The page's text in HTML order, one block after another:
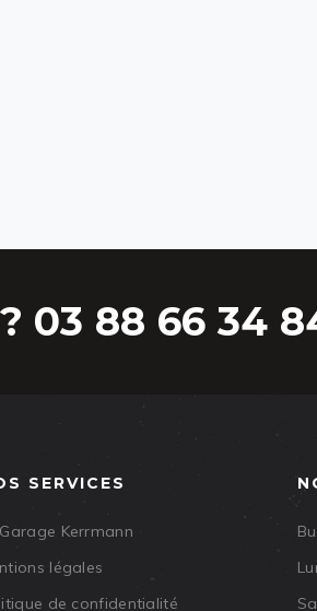
03 88 66 34
SERVICES
Kerrmann
légales
de confidentialité